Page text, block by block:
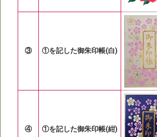
③ ①を記した御朱印帳(白)
④ ①を記した御朱印帳(紺)